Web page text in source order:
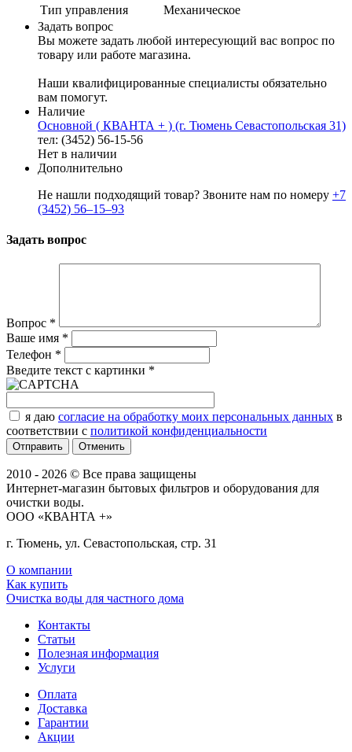
Тип управления
Механическое
Задать вопрос
Вы можете задать любой интересующий вас вопрос по
товару или работе магазина.
Наши квалифицированные специалисты обязательно
вам помогут.
Наличие
Основной ( КВАНТА + ) (г. Тюмень Севастопольская 31)
тел: (3452) 56-15-56
Нет в наличии
Дополнительно
Не нашли подходящий товар? Звоните нам по номеру +7
(3452) 56‒15‒93
Задать вопрос
Вопрос *
Ваше имя *
Телефон *
Введите текст с картинки *
я даю согласие на обработку моих персональных данных в
соответствии с политикой конфиденциальности
Отменить
2010 - 2026 © Все права защищены
Интернет-магазин бытовых фильтров и оборудования для
очистки воды.
ООО «КВАНТА +»
г. Тюмень, ул. Севастопольская, стр. 31
О компании
Как купить
Очистка воды для частного дома
Контакты
Статьи
Полезная информация
Услуги
Оплата
Доставка
Гарантии
Акции